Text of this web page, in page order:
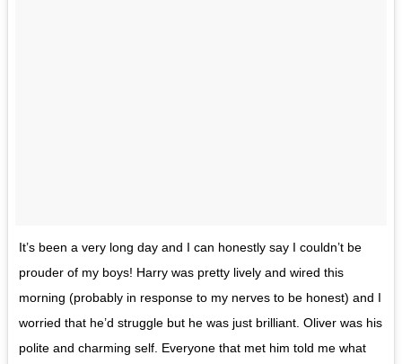
It’s been a very long day and I can honestly say I couldn’t be
prouder of my boys! Harry was pretty lively and wired this
morning (probably in response to my nerves to be honest) and I
worried that he’d struggle but he was just brilliant. Oliver was his
polite and charming self. Everyone that met him told me what